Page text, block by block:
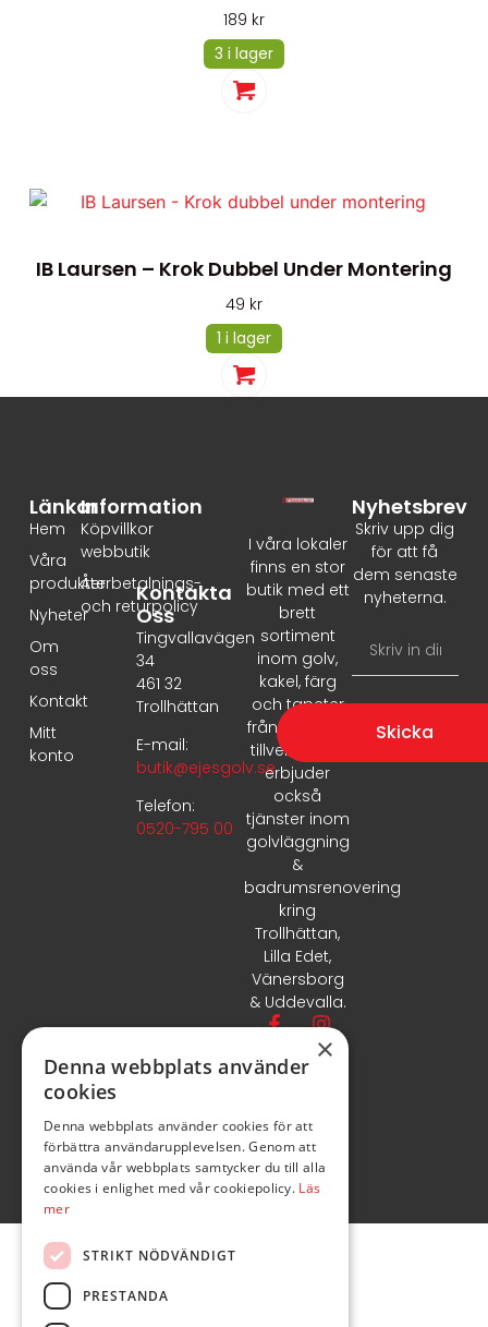
189 kr
3 i lager
IB Laursen – Krok Dubbel Under Montering
49 kr
1 i lager
I våra lokaler
finns en stor
butik med ett
brett
sortiment
inom golv,
kakel, färg
och tapeter
från ledande
tillverkare. Vi
erbjuder
också
tjänster inom
golvläggning
&
badrumsrenovering
kring
Trollhättan,
Lilla Edet,
Vänersborg
& Uddevalla.
Information
Köpvillkor
webbutik
Återbetalnings-
och returpolicy
Länkar
Hem
Våra
produkter
Nyheter
Om
oss
Kontakt
Mitt
konto
Kontakta
Oss
Tingvallavägen
34
461 32
Trollhättan
E-mail:
butik@ejesgolv.se
Telefon:
0520-795 00
Nyhetsbrev
Skriv upp dig
för att få
dem senaste
nyheterna.
Skicka
×
Denna webbplats använder
cookies
Denna webbplats använder cookies för att
förbättra användarupplevelsen. Genom att
använda vår webbplats samtycker du till alla
cookies i enlighet med vår cookiepolicy. Läs
mer
STRIKT NÖDVÄNDIGT
PRESTANDA